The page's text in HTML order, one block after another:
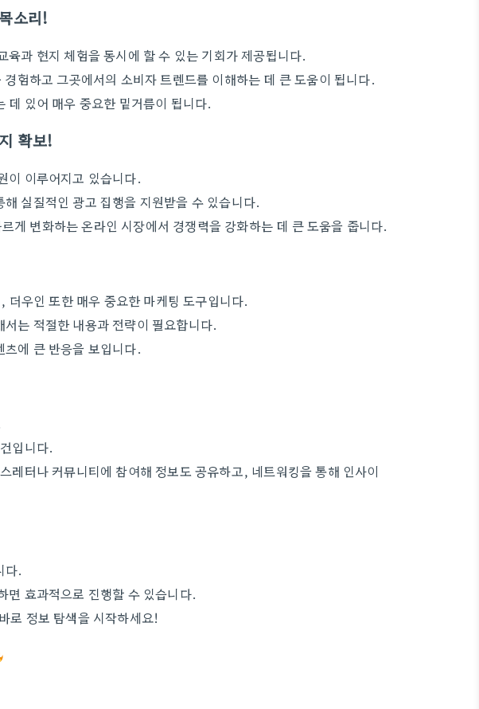
소리!
육과 현지 체험을 동시에 할 수 있는 기회가 제공됩니다.
험하고 그곳에서의 소비자 트렌드를 이해하는 데 큰 도움이 됩니다.
데 있어 매우 중요한 밑거름이 됩니다.
확보!
이 이루어지고 있습니다.
실질적인 광고 집행을 지원받을 수 있습니다.
게 변화하는 온라인 시장에서 경쟁력을 강화하는 데 큰 도움을 줍니다.
우인 또한 매우 중요한 마케팅 도구입니다.
는 적절한 내용과 전략이 필요합니다.
에 큰 반응을 보입니다.
입니다.
레터나 커뮤니티에 참여해 정보도 공유하고, 네트워킹을 통해 인사이
다.
면 효과적으로 진행할 수 있습니다.
로 정보 탐색을 시작하세요!